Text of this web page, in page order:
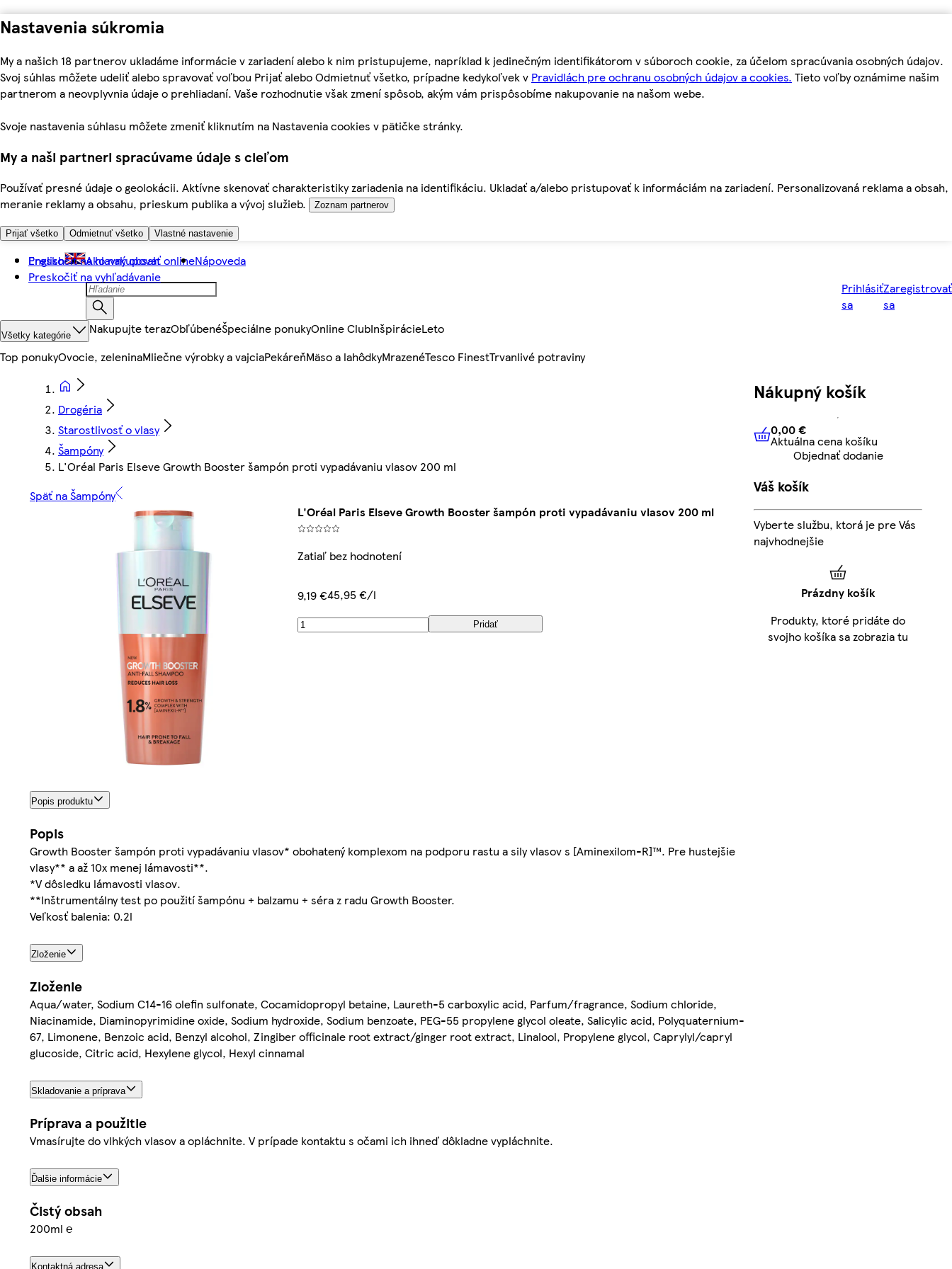
Nastavenia súkromia
My a našich 18 partnerov ukladáme informácie v zariadení alebo k nim pristupujeme, napríklad k jedinečným identifikátorom v súboroch cookie, za účelom spracúvania osobných údajov.
Svoj súhlas môžete udeliť alebo spravovať voľbou Prijať alebo Odmietnuť všetko, prípadne kedykoľvek v Pravidlách pre ochranu osobných údajov a cookies. Tieto voľby oznámime našim
partnerom a neovplyvnia údaje o prehliadaní. Vaše rozhodnutie však zmení spôsob, akým vám prispôsobíme nakupovanie na našom webe.
Svoje nastavenia súhlasu môžete zmeniť kliknutím na Nastavenia cookies v pätičke stránky.
My a naši partneri spracúvame údaje s cieľom
Používať presné údaje o geolokácii. Aktívne skenovať charakteristiky zariadenia na identifikáciu. Ukladať a/alebo pristupovať k informáciám na zariadení. Personalizovaná reklama a obsah,
meranie reklamy a obsahu, prieskum publika a vývoj služieb.
Zoznam partnerov
Prijať všetko Odmietnuť všetko Vlastné nastavenie
Preskočiť na hlavný obsah
Preskočiť na vyhľadávanie
English Ako nakupovať onlineNápoveda
Prihlásiť
sa
Zaregistrovať
sa
Všetky kategórie Nakupujte terazObľúbenéŠpeciálne ponukyOnline ClubInšpirácieLeto
Top ponukyOvocie, zeleninaMliečne výrobky a vajciaPekáreňMäso a lahôdkyMrazenéTesco FinestTrvanlivé potraviny
Drogéria
Starostlivosť o vlasy
Šampóny
L'Oréal Paris Elseve Growth Booster šampón proti vypadávaniu vlasov 200 ml
Späť na Šampóny
L'Oréal Paris Elseve Growth Booster šampón proti vypadávaniu vlasov 200 ml
Zatiaľ bez hodnotení
9,19 €45,95 €/l
Pridať
Popis produktu
Popis
Growth Booster šampón proti vypadávaniu vlasov* obohatený komplexom na podporu rastu a sily vlasov s [Aminexilom-R]™. Pre hustejšie
vlasy** a až 10x menej lámavosti**.
*V dôsledku lámavosti vlasov.
**Inštrumentálny test po použití šampónu + balzamu + séra z radu Growth Booster.
Veľkosť balenia: 0.2l
Zloženie
Zloženie
Aqua/water, Sodium C14-16 olefin sulfonate, Cocamidopropyl betaine, Laureth-5 carboxylic acid, Parfum/fragrance, Sodium chloride,
Niacinamide, Diaminopyrimidine oxide, Sodium hydroxide, Sodium benzoate, PEG-55 propylene glycol oleate, Salicylic acid, Polyquaternium-
67, Limonene, Benzoic acid, Benzyl alcohol, Zingiber officinale root extract/ginger root extract, Linalool, Propylene glycol, Caprylyl/capryl
glucoside, Citric acid, Hexylene glycol, Hexyl cinnamal
Skladovanie a príprava
Príprava a použitie
Vmasírujte do vlhkých vlasov a opláchnite. V prípade kontaktu s očami ich ihneď dôkladne vypláchnite.
Ďalšie informácie
Čistý obsah
200ml ℮
Kontaktná adresa
Nákupný košík
0,00 € Aktuálna cena košíku
0,00 €
Aktuálna cena košíku
Objednať dodanie
Váš košík
Vyberte službu, ktorá je pre Vás
najvhodnejšie
Prázdny košík
Produkty, ktoré pridáte do
svojho košíka sa zobrazia tu